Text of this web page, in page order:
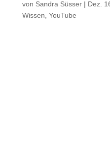
von Sandra Süsser| Dez.
Wissen YouTube